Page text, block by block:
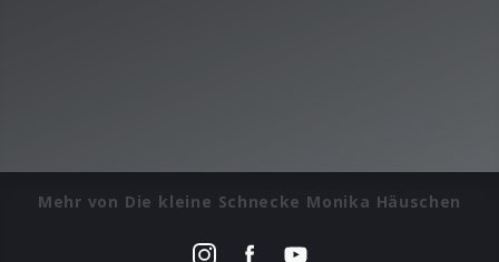
Mehr von Die kleine Schnecke Monika Häuschen